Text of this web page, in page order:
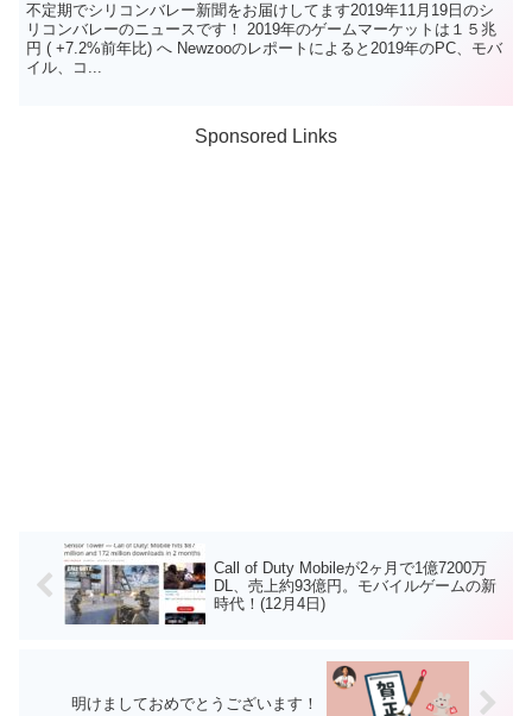
不定期でシリコンバレー新聞をお届けしてます2019年11月19日のシ
リコンバレーのニュースです！ 2019年のゲームマーケットは１５兆
円 ( +7.2%前年比) へ Newzooのレポートによると2019年のPC、モバ
イル、コ...
Sponsored Links
Call of Duty Mobileが2ヶ月で1億7200万
DL、売上約93億円。モバイルゲームの新
時代！(12月4日)
明けましておめでとうございます！